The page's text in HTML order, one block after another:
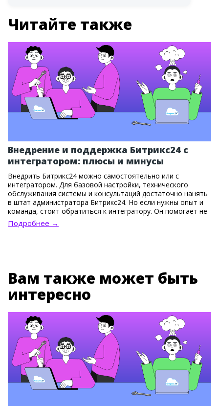
Читайте также
Внедрение и поддержка Битрикс24 с
интегратором: плюсы и минусы
Внедрить Битрикс24 можно самостоятельно или с
интегратором. Для базовой настройки, технического
обслуживания системы и консультаций достаточно нанять
в штат администратора Битрикс24. Но если нужны опыт и
команда, стоит обратиться к интегратору. Он помогает не
только установить систему, но и правильно выстроить
бизнес-процессы, настроить сложные связки инструментов
Подробнее →
Вам также может быть
интересно